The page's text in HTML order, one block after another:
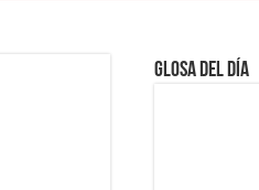
Glosa del Día